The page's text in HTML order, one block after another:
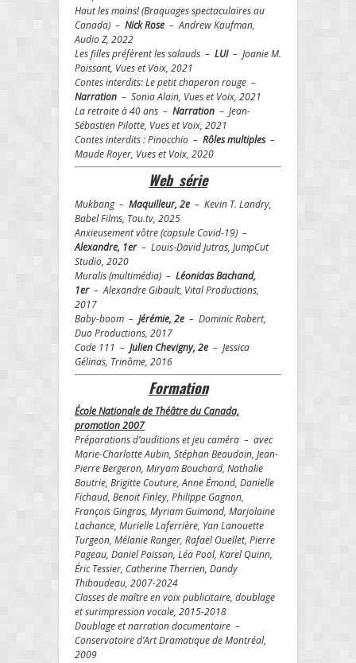
Haut les mains! (Braquages spectaculaires au
Canada) – Nick Rose – Andrew Kaufman,
Audio Z, 2022
Les filles préfèrent les salauds – LUI– Joanie M.
Poissant, Vues et Voix, 2021
Contes interdits: Le petit chaperon rouge –
Narration – Sonia Alain, Vues et Voix, 2021
La retraite à 40 ans – Narration – Jean-
Sébastien Pilotte, Vues et Voix, 2021
Contes interdits : Pinocchio – Rôles multiples–
Maude Royer, Vues et Voix, 2020
Web série
Mukbang – Maquilleur, 2e – Kevin T. Landry,
Babel Films, Tou.tv, 2025
Anxieusement vôtre (capsule Covid-19) –
Alexandre, 1er– Louis-David Jutras, JumpCut
Studio, 2020
Muralis (multimédia) – Léonidas Bachand,
1er – Alexandre Gibault, Vital Productions,
2017
Baby-boom – Jérémie, 2e – Dominic Robert,
Duo Productions, 2017
Code 111 – Julien Chevigny, 2e – Jessica
Gélinas, Trinôme, 2016
Formation
École Nationale de Théâtre du Canada,
promotion 2007
Préparations d’auditions et jeu caméra – avec
Marie-Charlotte Aubin, Stéphan Beaudoin, Jean-
Pierre Bergeron, Miryam Bouchard, Nathalie
Boutrie, Brigitte Couture, Anne Émond, Danielle
Fichaud, Benoit Finley, Philippe Gagnon,
François Gingras, Myriam Guimond, Marjolaine
Lachance, Murielle Laferrière, Yan Lanouette
Turgeon, Mélanie Ranger, Rafaël Ouellet, Pierre
Pageau, Daniel Poisson, Léa Pool, Karel Quinn,
Éric Tessier, Catherine Therrien, Dandy
Thibaudeau, 2007-2024
Classes de maître en voix publicitaire, doublage
et surimpression vocale, 2015-2018
Doublage et narration documentaire –
Conservatoire d’Art Dramatique de Montréal,
2009